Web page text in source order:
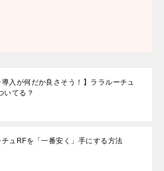
導入が何だか良さそう！】ララルーチュ
いてる？
チュRFを「一番安く」手にする方法